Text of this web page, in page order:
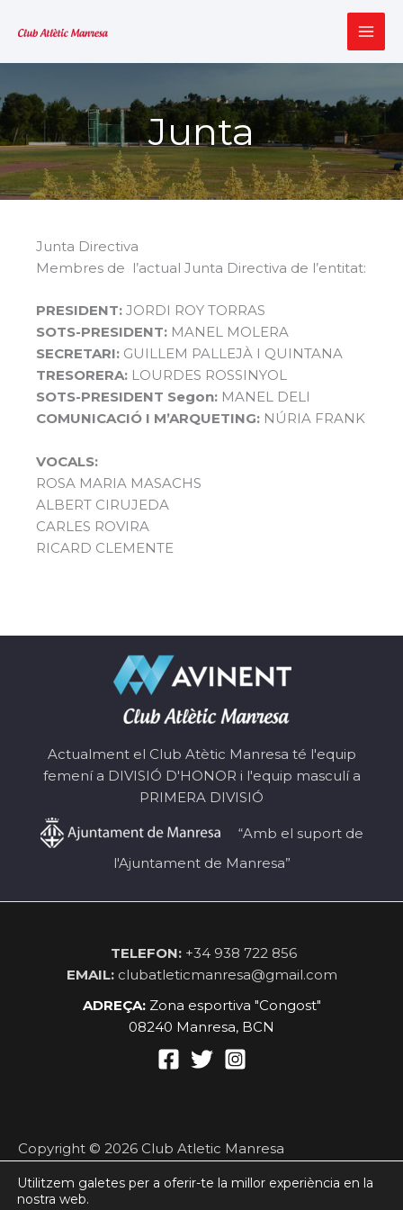
Junta
Junta Directiva
Membres de l’actual Junta Directiva de l’entitat:
PRESIDENT: JORDI ROY TORRAS
SOTS-PRESIDENT: MANEL MOLERA
SECRETARI: GUILLEM PALLEJÀ I QUINTANA
TRESORERA: LOURDES ROSSINYOL
SOTS-PRESIDENT Segon: MANEL DELI
COMUNICACIÓ I M’ARQUETING: NÚRIA FRANK
VOCALS:
ROSA MARIA MASACHS
ALBERT CIRUJEDA
CARLES ROVIRA
RICARD CLEMENTE
Actualment el Club Atètic Manresa té l'equip
femení a DIVISIÓ D'HONOR i l'equip masculí a
PRIMERA DIVISIÓ
“Amb el suport de
l'Ajuntament de Manresa”
TELEFON:+34 938 722 856
EMAIL:clubatleticmanresa@gmail.com
ADREÇA:Zona esportiva "Congost"
08240 Manresa, BCN
Copyright © 2026 Club Atletic Manresa
Política privacidad
Utilitzem galetes per a oferir-te la millor experiència en la
nostra web.